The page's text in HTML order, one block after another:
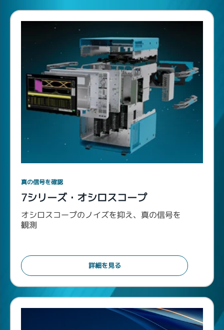
真の信号を確認
7シリーズ・オシロスコープ
オシロスコープのノイズを抑え、真の信号を
観測
詳細を見る